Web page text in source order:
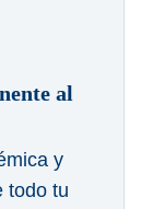
al
y
todo tu